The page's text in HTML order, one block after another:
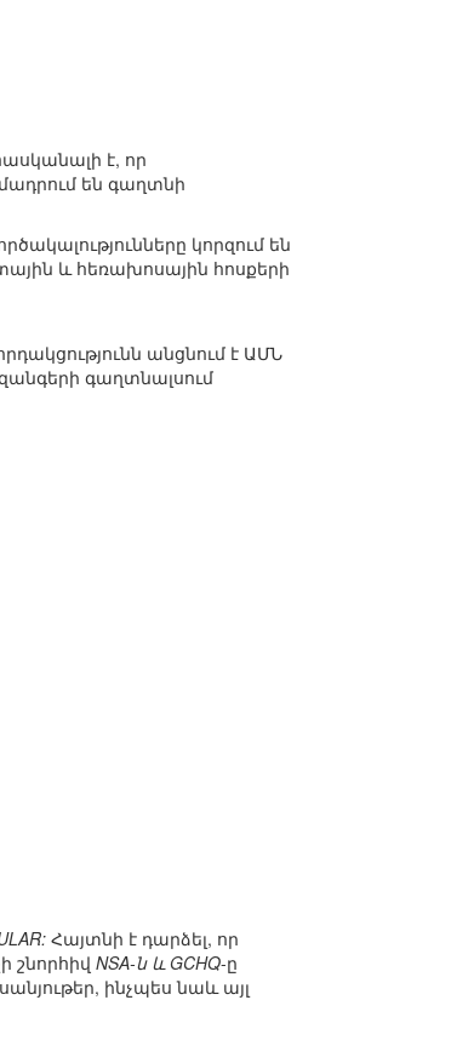
է, որ
են գաղտնի
կորզում են
և հեռախոսային հոսքերի
անցնում է ԱՄՆ
գաղտնալսում
Հայտնի է դարձել, որ
շնորհիվ NSA-ն և GCHQ-ը
ինչպես նաև այլ